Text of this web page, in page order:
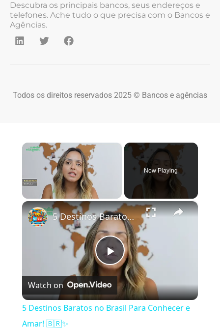
Descubra os principais bancos, seus endereços e
telefones. Ache tudo o que precisa com o Bancos e
Agências.
Todos os direitos reservados 2025 © Bancos e agências
×
Now Playing
×
Play Video
5 Destinos Baratos no Brasil Para Conhecer e Amar! 🇧🇷✨
Watch on
5 Destinos Baratos no Brasil Para Conhecer e
Amar! 🇧🇷✨